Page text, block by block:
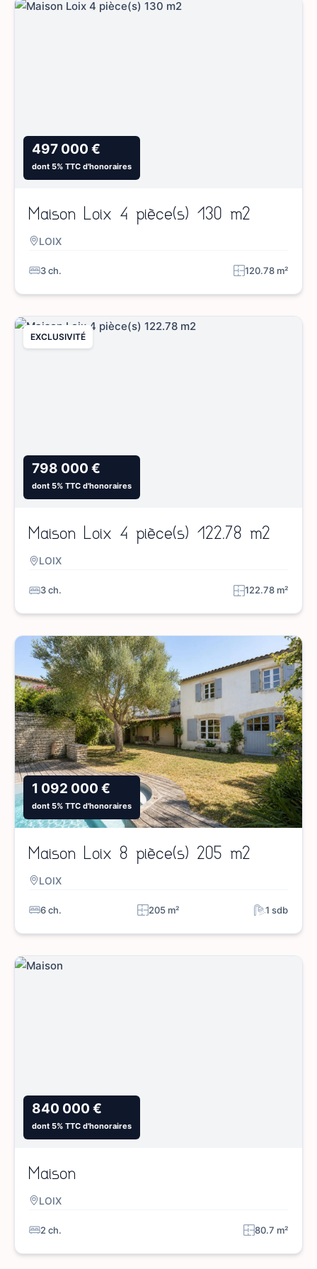
497 000 €
dont 5% TTC d'honoraires
Maison Loix 4 pièce(s) 130 m2
LOIX
3 ch. 120.78 m²
EXCLUSIVITÉ
798 000 €
dont 5% TTC d'honoraires
Maison Loix 4 pièce(s) 122.78 m2
LOIX
3 ch. 122.78 m²
1 092 000 €
dont 5% TTC d'honoraires
Maison Loix 8 pièce(s) 205 m2
LOIX
6 ch. 205 m² 1 sdb
840 000 €
dont 5% TTC d'honoraires
Maison
LOIX
2 ch. 80.7 m²